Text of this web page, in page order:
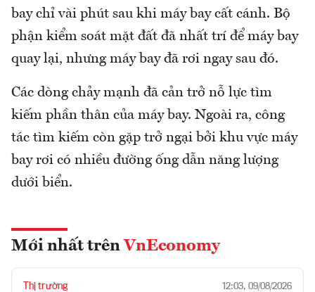
bay chỉ vài phút sau khi máy bay cất cánh. Bộ
phận kiểm soát mặt đất đã nhất trí để máy bay
quay lại, nhưng máy bay đã rơi ngay sau đó.
Các dòng chảy mạnh đã cản trở nỗ lực tìm
kiếm phần thân của máy bay. Ngoài ra, công
tác tìm kiếm còn gặp trở ngại bởi khu vực máy
bay rơi có nhiều đường ống dẫn năng lượng
dưới biển.
Mới nhất trên VnEconomy
Thị trường 12:03, 09/08/2026